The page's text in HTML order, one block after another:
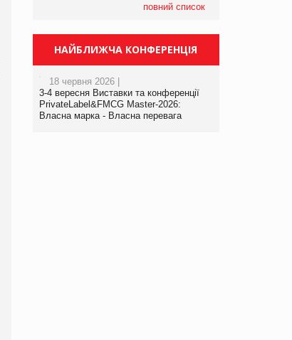
повний список
НАЙБЛИЖЧА КОНФЕРЕНЦІЯ
18 червня 2026 |
3-4 вересня Виставки та конференції
PrivateLabel&FMCG Master-2026:
Власна марка - Власна перевага